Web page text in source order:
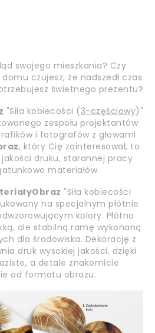
swojego mieszkania? Czy
czujesz, że nadszedł czas
świetnego prezentu?
"Siła kobiecości (3-częściowy)"
zespołu projektantów
i fotografów z głowami
, który Cię zainteresował, to
jakości druku, starannej pracy
materiałów.
Obraz "Siła kobiecości
na specjalnym płótnie
kolory. Płótno
ale stabilną ramę wykonaną
dla środowiska. Dekorację z
druk wysokiej jakości, dzięki
a detale znakomicie
od formatu obrazu.